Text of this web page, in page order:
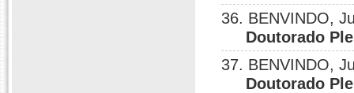
36. BENVINDO,
Doutorado
37. BENVINDO,
Doutorado